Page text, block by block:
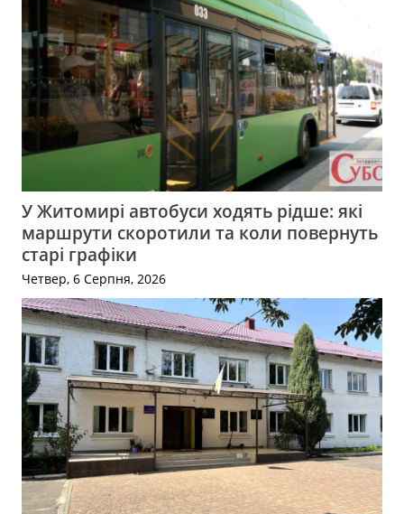
У Житомирі автобуси ходять рідше: які
маршрути скоротили та коли повернуть
старі графіки
Четвер, 6 Серпня, 2026